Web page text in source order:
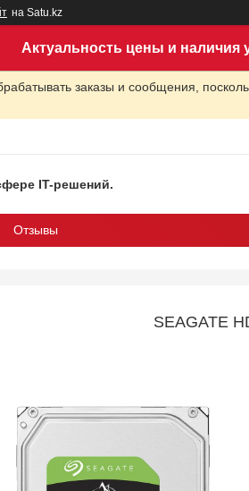
на Satu.kz
Актуальность цены и наличия
заказы и сообщения,
IT-решений.
Отзывы
SEAGATE